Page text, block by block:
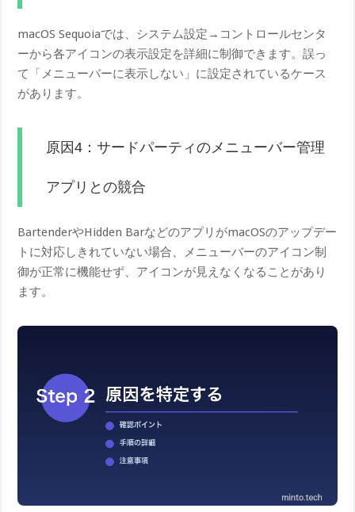
macOS Sequoiaでは、システム設定→コントロールセンタ
ーから各アイコンの表示設定を詳細に制御できます。誤っ
て「メニューバーに表示しない」に設定されているケース
があります。
原因4：サードパーティのメニューバー管理
アプリとの競合
BartenderやHidden BarなどのアプリがmacOSのアップデー
トに対応しきれていない場合、メニューバーのアイコン制
御が正常に機能せず、アイコンが見えなくなることがあり
ます。